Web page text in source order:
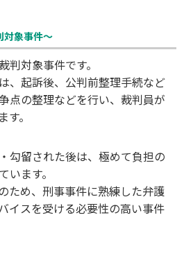
対象事件～
判対象事件です。
、起訴後、公判前整理手続など
点の整理などを行い、裁判員が
。
勾留された後は、極めて負担の
います。
ため、刑事事件に熟練した弁護
イスを受ける必要性の高い事件